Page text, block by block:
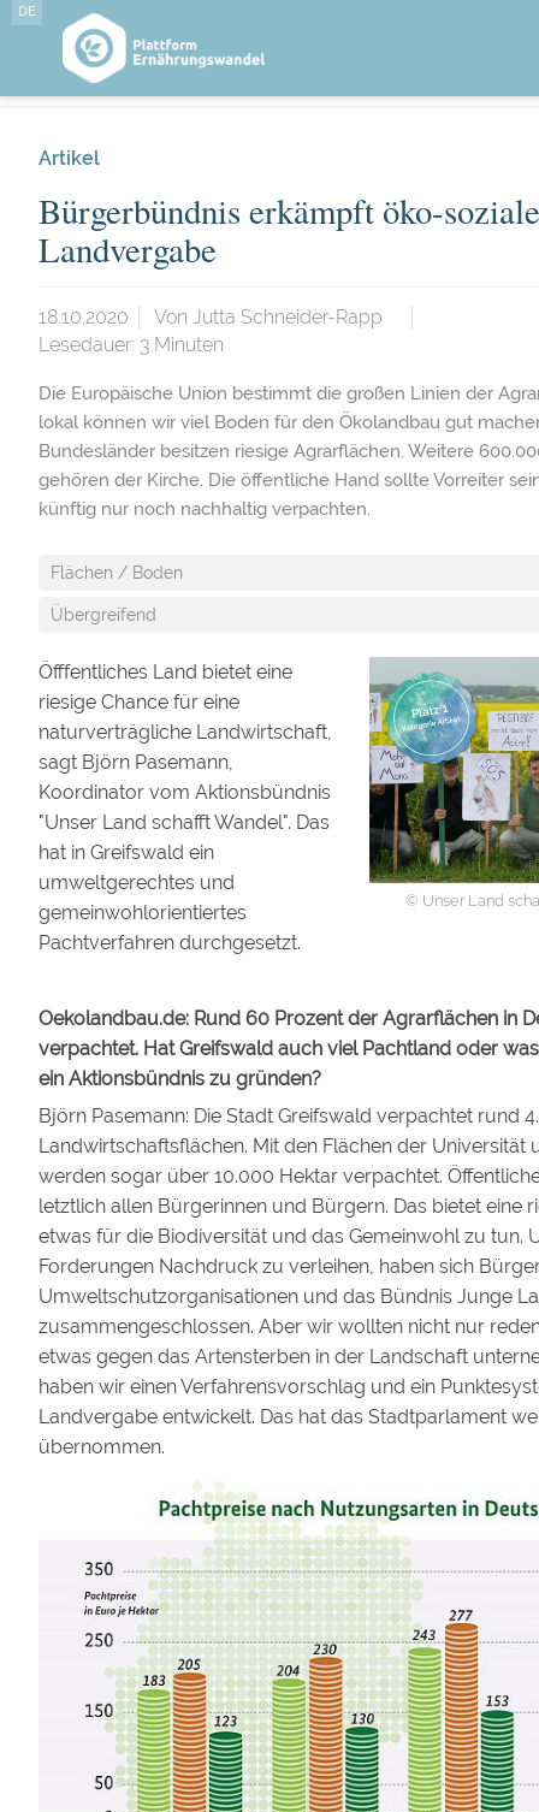
DE
Artikel
Bürgerbündnis erkämpft öko-soziale
Landvergabe
18.10.2020 Von Jutta Schneider-Rapp
Lesedauer: 3 Minuten
Die Europäische Union bestimmt die großen Linien der
lokal können wir viel Boden für den Ökolandbau gut
Bundesländer besitzen riesige Agrarflächen. Weitere
gehören der Kirche. Die öffentliche Hand sollte Vorreiter
künftig nur noch nachhaltig verpachten.
Flächen / Boden
Übergreifend
© Unser Land
Öfffentliches Land bietet eine
riesige Chance für eine
naturverträgliche Landwirtschaft,
sagt Björn Pasemann,
Koordinator vom Aktionsbündnis
"Unser Land schafft Wandel". Das
hat in Greifswald ein
umweltgerechtes und
gemeinwohlorientiertes
Pachtverfahren durchgesetzt.
Oekolandbau.de: Rund 60 Prozent der Agrarflächen in
verpachtet. Hat Greifswald auch viel Pachtland oder
ein Aktionsbündnis zu gründen?
Björn Pasemann: Die Stadt Greifswald verpachtet rund
Landwirtschaftsflächen. Mit den Flächen der Universität
werden sogar über 10.000 Hektar verpachtet.
letztlich allen Bürgerinnen und Bürgern. Das bietet eine
etwas für die Biodiversität und das Gemeinwohl zu tun.
Forderungen Nachdruck zu verleihen, haben sich
Umweltschutzorganisationen und das Bündnis Junge
zusammengeschlossen. Aber wir wollten nicht nur
etwas gegen das Artensterben in der Landschaft
haben wir einen Verfahrensvorschlag und ein
Landvergabe entwickelt. Das hat das Stadtparlament
übernommen.